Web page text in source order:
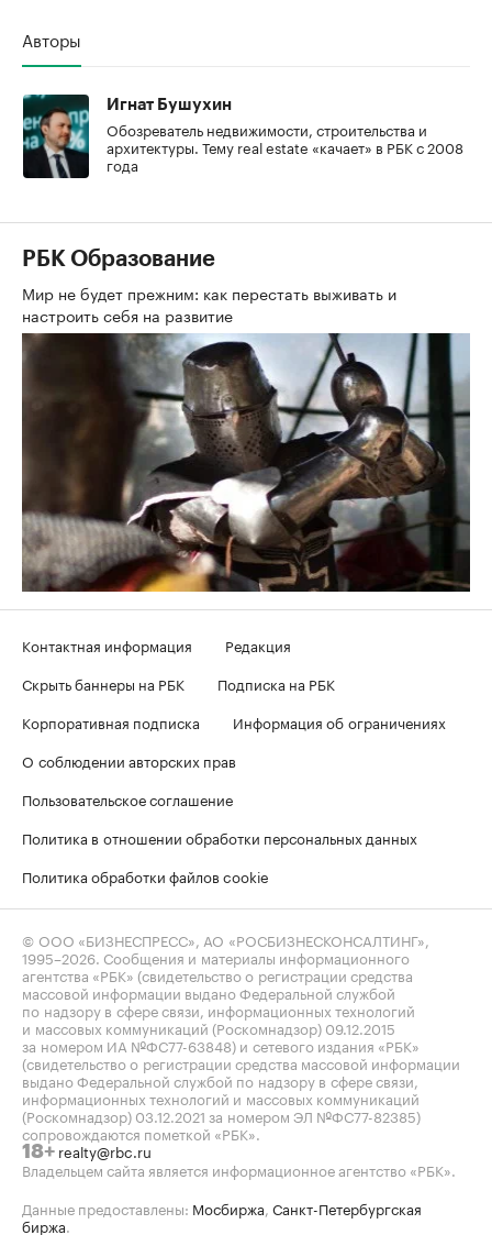
Авторы
Игнат Бушухин
Обозреватель недвижимости, строительства и
архитектуры. Тему real estate «качает» в РБК с 2008
года
РБК Образование
Мир не будет прежним: как перестать выживать и
настроить себя на развитие
Контактная информация
Редакция
Скрыть баннеры на РБК
Подписка на РБК
Корпоративная подписка
Информация об ограничениях
О соблюдении авторских прав
Пользовательское соглашение
Политика в отношении обработки персональных данных
Политика обработки файлов cookie
© ООО «БИЗНЕСПРЕСС», АО «РОСБИЗНЕСКОНСАЛТИНГ»,
1995–2026 . Сообщения и материалы информационного
агентства «РБК» (свидетельство о регистрации средства
массовой информации выдано Федеральной службой
по надзору в сфере связи, информационных технологий
и массовых коммуникаций (Роскомнадзор) 09.12.2015
за номером ИА №ФС77-63848) и сетевого издания «РБК»
(свидетельство о регистрации средства массовой информации
выдано Федеральной службой по надзору в сфере связи,
информационных технологий и массовых коммуникаций
(Роскомнадзор) 03.12.2021 за номером ЭЛ №ФС77-82385)
сопровождаются пометкой «РБК».
18+ realty@rbc.ru
Владельцем сайта является информационное агентство «РБК».
Данные предоставлены: Мосбиржа Санкт-Петербургская
биржа